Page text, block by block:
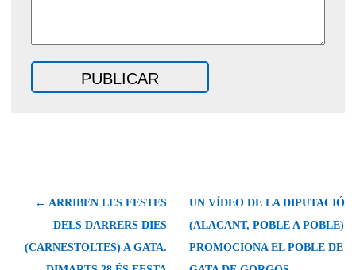
← ARRIBEN LES FESTES
DELS DARRERS DIES
(CARNESTOLTES) A GATA.
UN VÍDEO DE LA DIPUTACIÓ
(ALACANT, POBLE A POBLE)
PROMOCIONA EL POBLE DE